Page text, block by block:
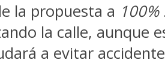
la propuesta a 100%
la calle,
a evitar